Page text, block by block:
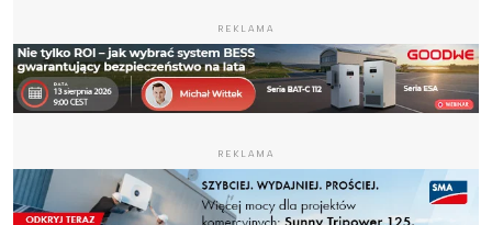
REKLAMA
REKLAMA